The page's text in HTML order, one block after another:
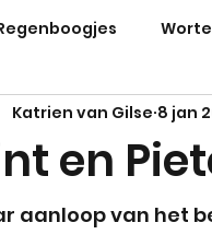
Egeltjes
en
Katrien van Gilse 8 jan
aanloop van het